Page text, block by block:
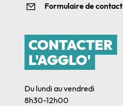
Formulaire de contact
CONTACTER
L'AGGLO'
Du lundi au vendredi
8h30-12h00